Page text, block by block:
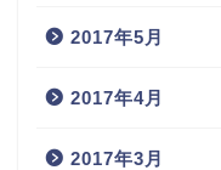
2017年5月
2017年4月
2017年3月